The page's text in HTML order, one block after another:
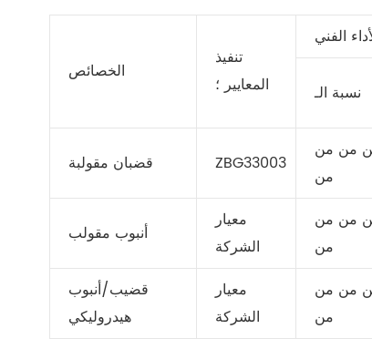
الخصائص
تنفيذ
المعايير ؛
الفني
نسبة الـ
قضبان مقولبة ZBG33003
من من
من
أنبوب مقولب
معيار
الشركة
من من
من
قضيب/أنبوب
هيدروليكي
معيار
الشركة
من من
من